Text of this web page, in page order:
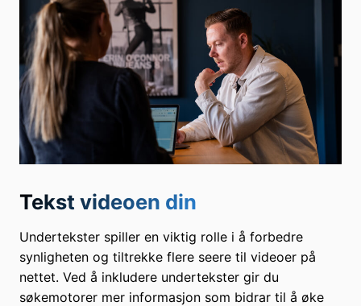
Tekst videoen din
Undertekster spiller en viktig rolle i å forbedre
synligheten og tiltrekke flere seere til videoer på
nettet. Ved å inkludere undertekster gir du
søkemotorer mer informasjon som bidrar til å øke